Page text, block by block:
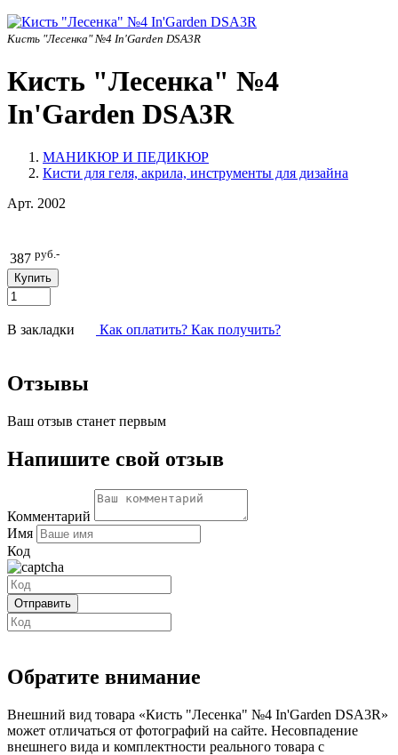
Кисть "Лесенка" №4 In'Garden DSA3R
Кисть "Лесенка" №4
In'Garden DSA3R
МАНИКЮР И ПЕДИКЮР
Кисти для геля, акрила, инструменты для дизайна
Арт. 2002
387 руб.-
В закладки Как оплатить? Как получить?
Отзывы
Ваш отзыв станет первым
Напишите свой отзыв
Комментарий
Имя
Код
Обратите внимание
Внешний вид товара «Кисть "Лесенка" №4 In'Garden DSA3R»
может отличаться от фотографий на сайте. Несовпадение
внешнего вида и комплектности реального товара с